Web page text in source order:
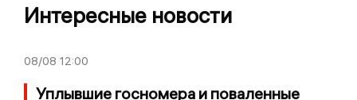
Интересные новости
08/08 12:00
Уплывшие госномера и поваленные